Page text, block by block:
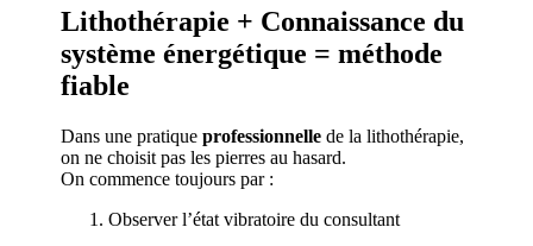
Lithothérapie + Connaissance du
système énergétique = méthode
fiable
Dans une pratiqueprofessionnelle de la lithothérapie,
on ne choisit pas les pierres au hasard.
On commence toujours par :
Observer l’état vibratoire du consultant